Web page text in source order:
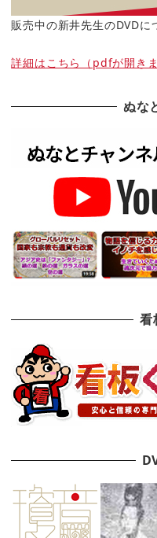
販売中の新井先生のDVDに
詳細はこちら（pdfが開きま
ぬな
看